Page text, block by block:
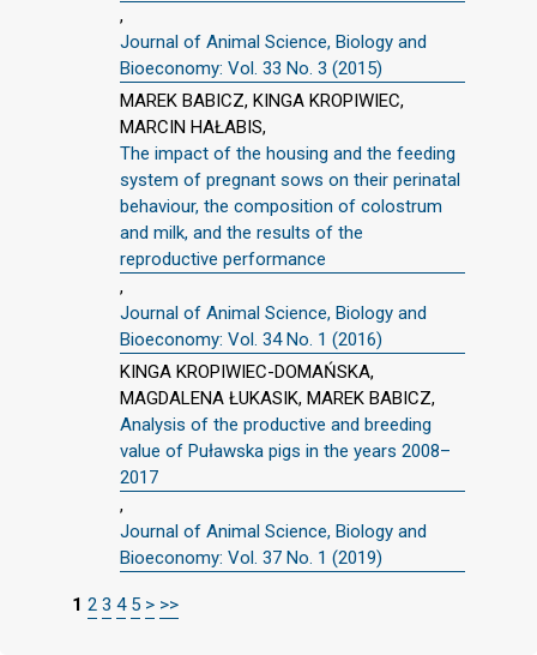
,
Journal of Animal Science, Biology and
Bioeconomy: Vol. 33 No. 3 (2015)
MAREK BABICZ, KINGA KROPIWIEC,
MARCIN HAŁABIS,
The impact of the housing and the feeding
system of pregnant sows on their perinatal
behaviour, the composition of colostrum
and milk, and the results of the
reproductive performance
,
Journal of Animal Science, Biology and
Bioeconomy: Vol. 34 No. 1 (2016)
KINGA KROPIWIEC-DOMAŃSKA,
MAGDALENA ŁUKASIK, MAREK BABICZ,
Analysis of the productive and breeding
value of Puławska pigs in the years 2008–
2017
,
Journal of Animal Science, Biology and
Bioeconomy: Vol. 37 No. 1 (2019)
1 2 3 4 5 > >>